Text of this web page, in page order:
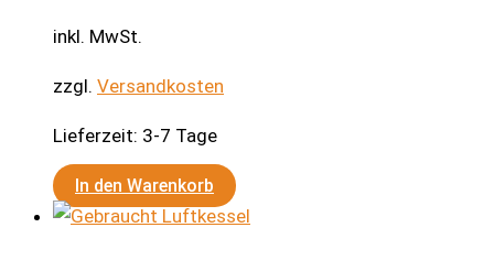
inkl. MwSt.
zzgl. Versandkosten
Lieferzeit: 3-7 Tage
In den Warenkorb